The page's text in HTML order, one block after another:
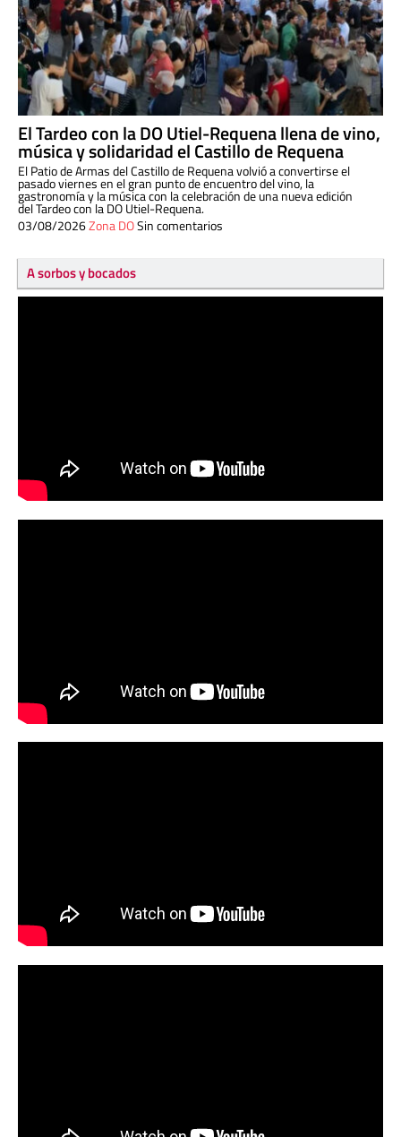
El Tardeo con la DO Utiel-Requena llena de vino,
música y solidaridad el Castillo de Requena
El Patio de Armas del Castillo de Requena volvió a convertirse el
pasado viernes en el gran punto de encuentro del vino, la
gastronomía y la música con la celebración de una nueva edición
del Tardeo con la DO Utiel-Requena.
03/08/2026Zona DOSin comentarios
A sorbos y bocados